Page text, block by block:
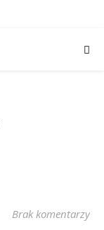
Brak komentarzy